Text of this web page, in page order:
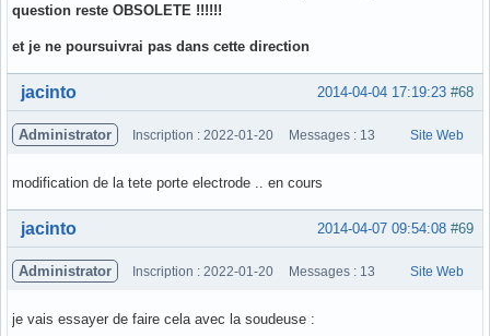
question reste OBSOLETE !!!!!!
et je ne poursuivrai pas dans cette direction
Hors ligne #68
2014-04-04 17:19:23
jacinto
Administrator Inscription : 2022-01-20 Messages : 13 Site Web
modification de la tete porte electrode .. en cours
Hors ligne #69
2014-04-07 09:54:08
jacinto
Administrator Inscription : 2022-01-20 Messages : 13 Site Web
je vais essayer de faire cela avec la soudeuse :